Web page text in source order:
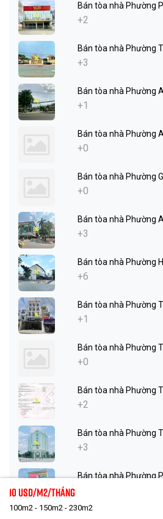
Bán tòa nhà Phường
+2
Bán tòa nhà Phường
+3
Bán tòa nhà Phường
+1
Bán tòa nhà Phường
+0
Bán tòa nhà Phường
+0
Bán tòa nhà Phường
+3
Bán tòa nhà Phường
+6
Bán tòa nhà Phường
+1
Bán tòa nhà Phường
+0
Bán tòa nhà Phường
+2
Bán tòa nhà Phường
+3
Bán tòa nhà Phường
10 Usd/m2/tháng
100m2 - 150m2 - 230m2